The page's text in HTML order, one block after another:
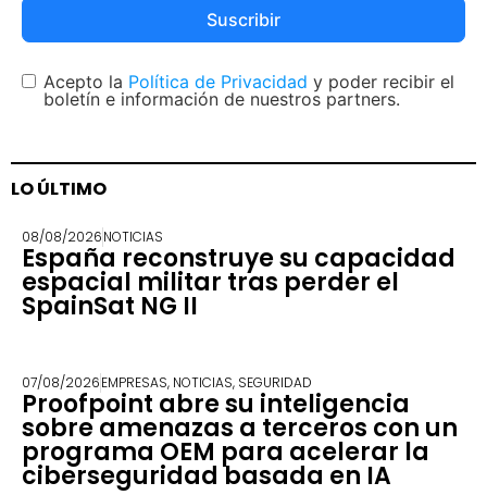
Suscribir
Acepto la Política de Privacidad y poder recibir el
boletín e información de nuestros partners.
LO ÚLTIMO
08/08/2026NOTICIAS
España reconstruye su capacidad
espacial militar tras perder el
SpainSat NG II
07/08/2026EMPRESAS, NOTICIAS, SEGURIDAD
Proofpoint abre su inteligencia
sobre amenazas a terceros con un
programa OEM para acelerar la
ciberseguridad basada en IA